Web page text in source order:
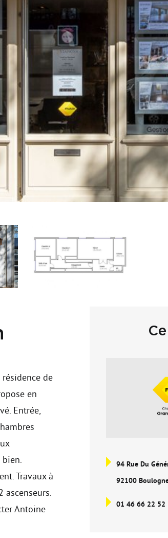
résidence de
en
Entrée,
Travaux à
ascenseurs.
Antoine
94 Rue Du
92100
01 46 66 22 52